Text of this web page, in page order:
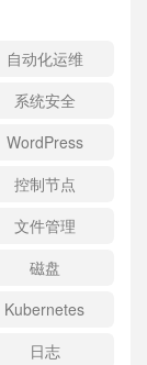
自动化运维
系统安全
WordPress
控制节点
文件管理
磁盘
Kubernetes
日志